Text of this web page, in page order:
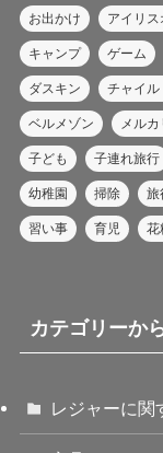
お出かけ アイリス
キャンプ ゲーム
ダスキン チャイル
ベルメゾン メルカ
子ども 子連れ旅行
幼稚園 掃除 旅
習い事 育児 花
カテゴリーか
レジャーに関